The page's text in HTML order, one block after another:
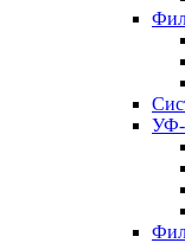
УФ-